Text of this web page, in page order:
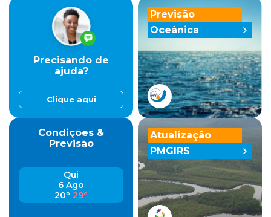
Previsão
Oceânica
Precisando de
ajuda?
Clique aqui
Condições &
Previsão
Qui
6 Ago
20º 29º
Atualização
PMGIRS